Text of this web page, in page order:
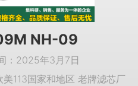
NH-09
：2025年3月7日
113国家和地区 老牌滤芯厂